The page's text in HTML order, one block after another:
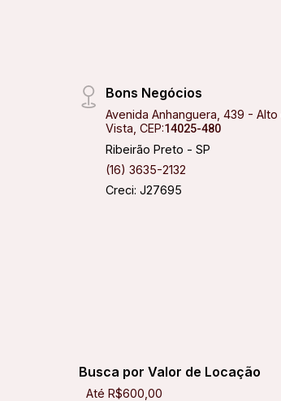
Bons Negócios
Avenida Anhanguera, 439 - Alto
Vista, CEP:14025-480
Ribeirão Preto - SP
(16) 3635-2132
Creci: J27695
Busca por Valor de Locação
Até R$600,00